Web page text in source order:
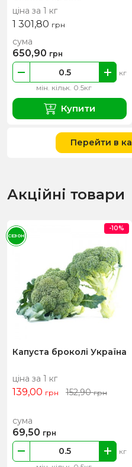
ціна за 1 кг
1 301,80 грн
мін. кільк. 0.5кг
кг
сума
650,90 грн
Купити
Перейти в
Акційні товари
Капуста броколі Україна
ціна за 1 кг
139,00 грн 152,90грн
кг
сума
69,50 грн
-10%
СЕЗОН